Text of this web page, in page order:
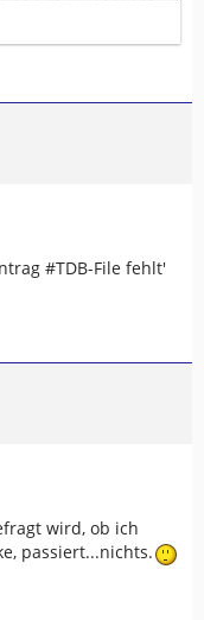
#TDB-File fehlt'
wird, ob ich
passiert...nichts.